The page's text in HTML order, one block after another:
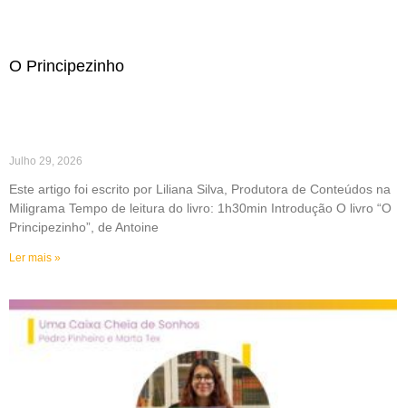
O Principezinho
Julho 29, 2026
Este artigo foi escrito por Liliana Silva, Produtora de Conteúdos na
Miligrama Tempo de leitura do livro: 1h30min Introdução O livro “O
Principezinho”, de Antoine
Ler mais »